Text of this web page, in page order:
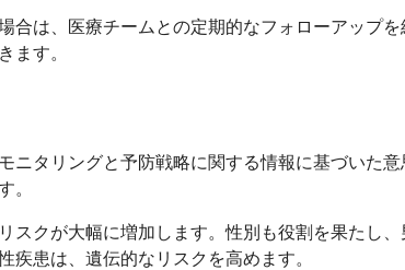
は、医療チームとの定期的なフォローアップ
ます。
ニタリングと予防戦略に関する情報に基づいた
。
クが大幅に増加します。性別も役割を果たし
患は、遺伝的なリスクを高めます。